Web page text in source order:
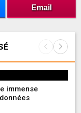
Email
immense